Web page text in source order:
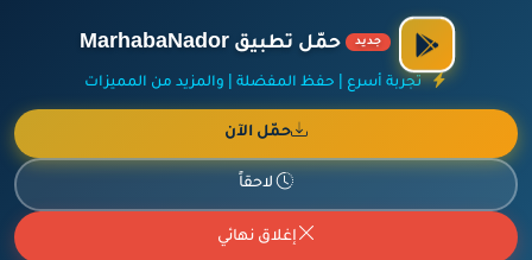
الراعي الرسمي لمنصة مرحباناظور،
أضف نشاطك مجاناً| آخر الإضافات|
جديد حمّل تطبيق MarhabaNador
تجربة أسرع | حفظ المفضلة | والمزيد من المميزات
حمّل الآن
لاحقاً
إغلاق نهائي
المزيد حول هذا الإعلان